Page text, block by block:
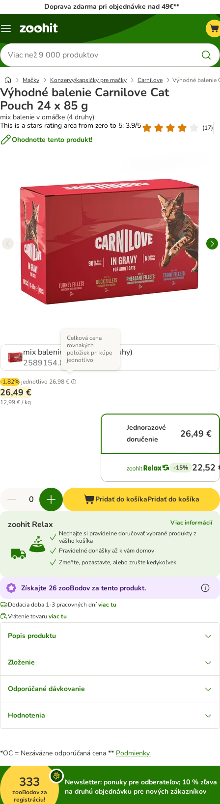
Doprava zdarma pri objednávke nad 49€**
Kategórie
Hľadať
produkty
Mačky Konzervy/kapsičky pre mačky Carnilove Výhodné balenie
Výhodné balenie Carnilove Cat
Pouch 24 x 85 g
mix balenie v omáčke (4 druhy)
This is a stars rating area from zero to 5: 3.9/5
(17)
Ohodnoťte tento produkt!
mix balenie v omáčke (4 druhy)
2589154.0
-1.82% jednotlivo 26,98 €
Celková cena
rovnakých
položiek pri kúpe
jednotlivo
26,49 €
12,99 € / kg
Jednorazové
doručenie
26,49 €
-15% 22,52
Pridať do košíkaPridať do košíka
zoohit Relax
Viac informácií
Nechajte si pravidelne doručovať vybrané produkty z
vášho košíka
Pravidelné donášky až k vám domov
Zmeňte, pozastavte, alebo zrušte kedykoľvek
Získajte 26 zooBodov za tento produkt.
Dodacia doba 1-3 pracovných dníviac tu
Vrátenie tovaru viac tu
Popis produktu
Zloženie
Odporúčané dávkovanie
Hodnotenia
*OC = Nezáväzne odporúčaná cena ** Podmienky.
333
zooBodov za
registráciu!
Newsletter: ponuky pre odberateľov; 10 % zľava
na druhú objednávku pre nových zákazníkov